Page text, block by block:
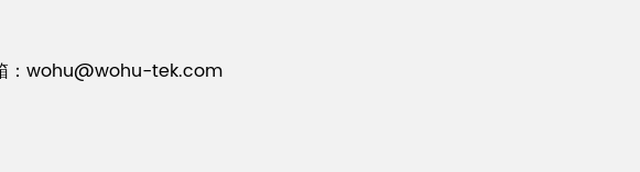
：wohu@wohu-tek.com